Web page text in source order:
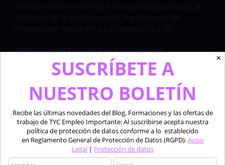
Profesionales formando a profesionales.
✕
SUSCRÍBETE A
NUESTRO BOLETÍN
Recibe las últimas novedades del Blog, Formaciones y las ofertas de
trabajo de TYC Empleo Importante: Al suscribirse acepta nuestra
política de protección de datos conforme a lo establecido
en Reglamento General de Protección de Datos (RGPD).Aviso
Legal| Protección de datos